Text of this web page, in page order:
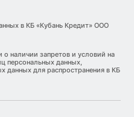
в КБ «Кубань Кредит» ООО
наличии запретов и условий на
персональных данных,
данных для распространения в КБ